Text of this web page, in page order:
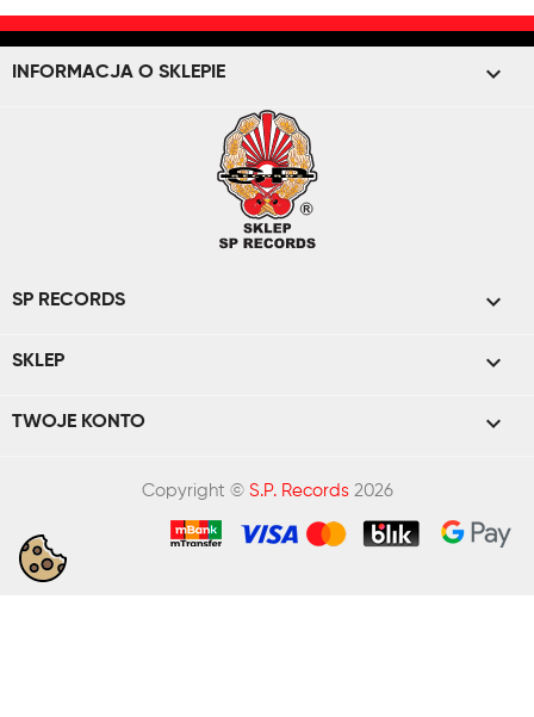
INFORMACJA O SKLEPIE keyboard_arrow_down
SP RECORDS 
SKLEP 
TWOJE KONTO 
Copyright © S.P. Records2026